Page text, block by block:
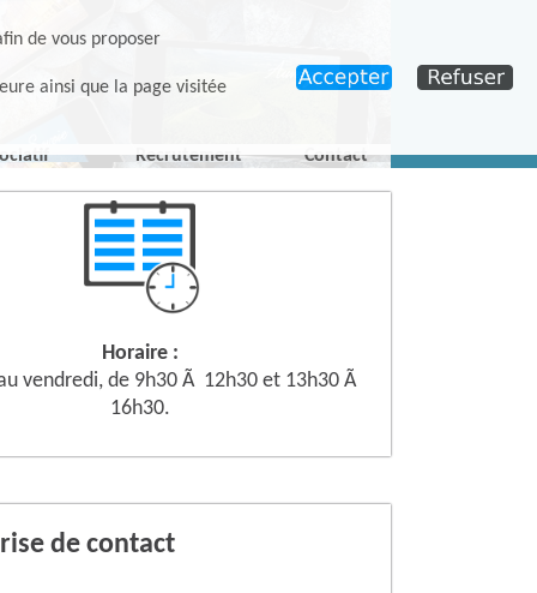
de vous proposer
ainsi que la page visitée
Recrutement Contact
Horaire :
vendredi, de 9h30 Ã 12h30 et 13h30 Ã
16h30.
de contact